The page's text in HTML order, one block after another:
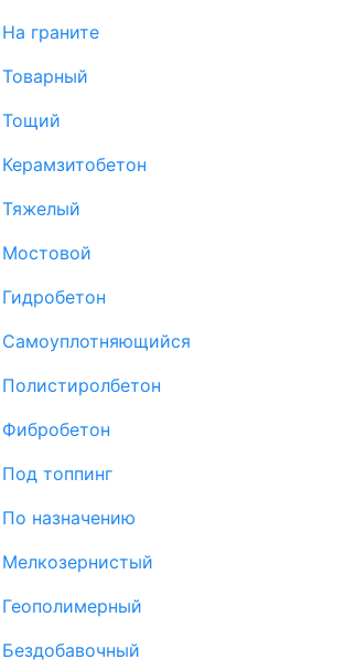
На граните
Товарный
Тощий
Керамзитобетон
Тяжелый
Мостовой
Гидробетон
Самоуплотняющийся
Полистиролбетон
Фибробетон
Под топпинг
По назначению
Мелкозернистый
Геополимерный
Бездобавочный